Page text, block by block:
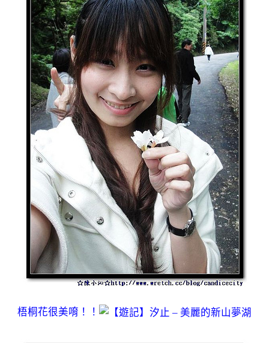
梧桐花很美唷！！